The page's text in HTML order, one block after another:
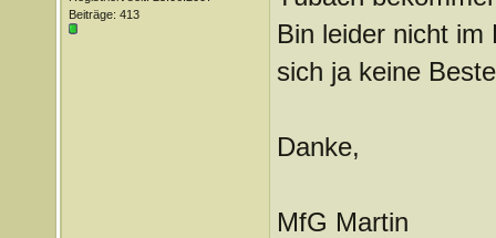
Beiträge: 413
Bin leider nicht im
sich ja keine
Danke,
MfG Martin